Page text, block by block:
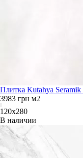
Плитка Kutahya
3983 грн м2
120x280
В наличии